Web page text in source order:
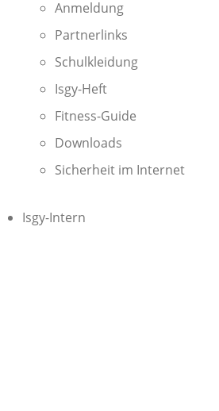
Anmeldung
Partnerlinks
Schulkleidung
Isgy-Heft
Fitness-Guide
Downloads
Sicherheit im Internet
Isgy-Intern